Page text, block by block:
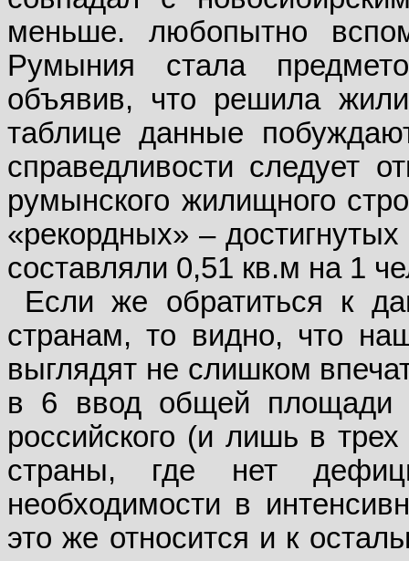
меньше. любопытно
Румыния стала
объявив, что решила
таблице данные
справедливости следует
румынского жилищного
«рекордных» –
составляли 0,51 кв.м на 1
Если же обратиться к
странам, то видно, что
выглядят не слишком
в 6 ввод общей площади
российского (и лишь в
страны, где нет
необходимости в
это же относится и к